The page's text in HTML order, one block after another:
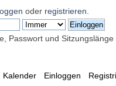
oder registrieren
Passwort und Sitzungslänge
Kalender Einloggen